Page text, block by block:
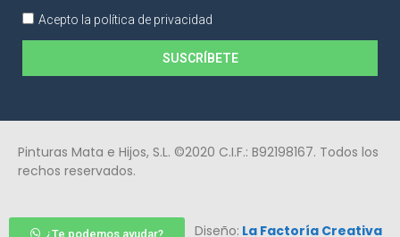
Acepto la política de privacidad
SUSCRÍBETE
Pinturas Mata e Hijos, S.L. ©2020 C.I.F.: B92198167. Todos los
rechos reservados.
Diseño: La Factoría Creativa
¿Te podemos ayudar?